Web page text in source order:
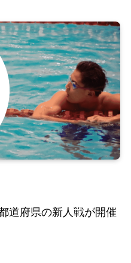
道府県の新人戦が開催